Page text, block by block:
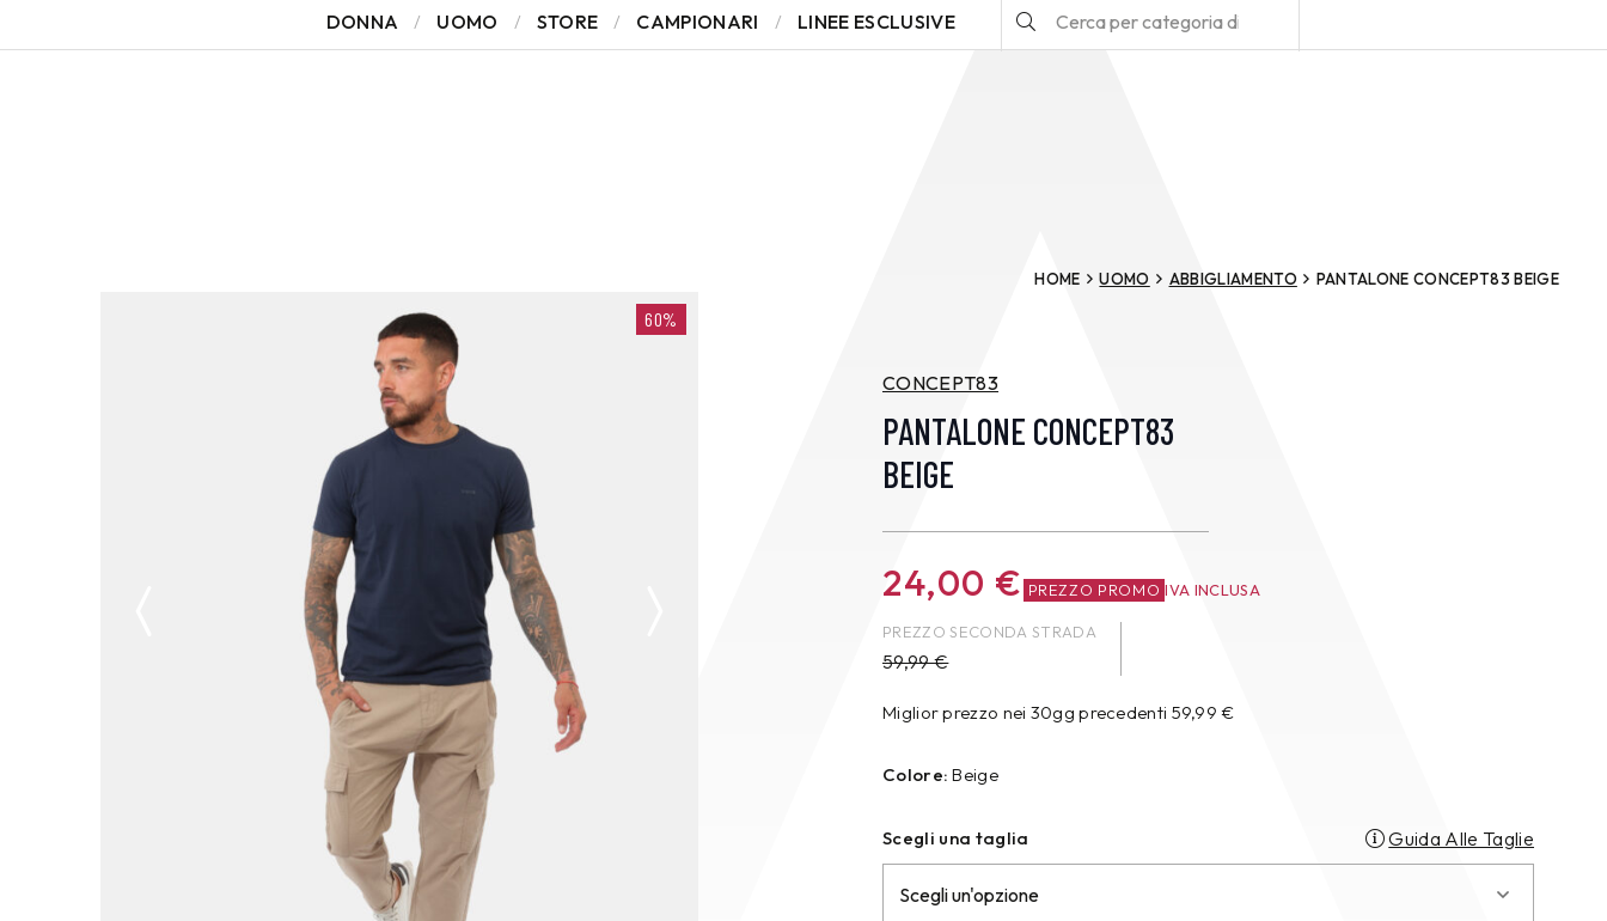
DONNA UOMO STORE CAMPIONARI LINEE ESCLUSIVE
HOME UOMO ABBIGLIAMENTO PANTALONE CONCEPT83 BEIGE
60%
CONCEPT83
PANTALONE CONCEPT83
BEIGE
24,00 € PREZZO PROMO IVA INCLUSA
PREZZO SECONDA STRADA
59,99€
Miglior prezzo nei 30gg precedenti 59,99€
Colore: Beige
Scegli una taglia Guida Alle Taglie